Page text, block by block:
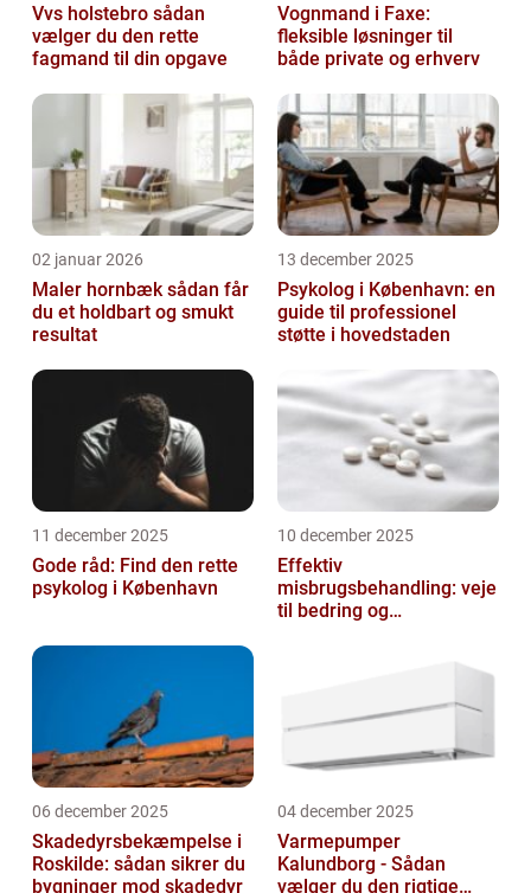
Vvs holstebro sådan
vælger du den rette
fagmand til din opgave
Vognmand i Faxe:
fleksible løsninger til
både private og erhverv
02 januar 2026
Maler hornbæk sådan får
du et holdbart og smukt
resultat
13 december 2025
Psykolog i København: en
guide til professionel
støtte i hovedstaden
11 december 2025
Gode råd: Find den rette
psykolog i København
10 december 2025
Effektiv
misbrugsbehandling: veje
til bedring og
06 december 2025
Skadedyrsbekæmpelse i
Roskilde: sådan sikrer du
bygninger mod skadedyr
04 december 2025
Varmepumper
Kalundborg - Sådan
vælger du den rigtige